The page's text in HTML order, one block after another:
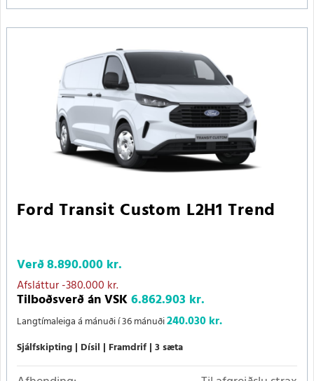
Ford Transit Custom L2H1 Trend
Verð8.890.000 kr.
Afsláttur-380.000 kr.
Tilboðsverð án VSK6.862.903 kr.
Langtímaleiga á mánuði í 36 mánuði240.030 kr.
Sjálfskipting Dísil Framdrif 3 sæta